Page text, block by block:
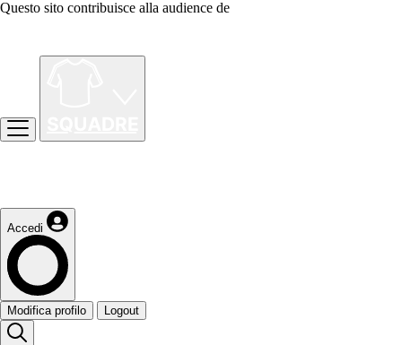
Questo sito contribuisce alla audience de
Accedi
Modifica profilo Logout